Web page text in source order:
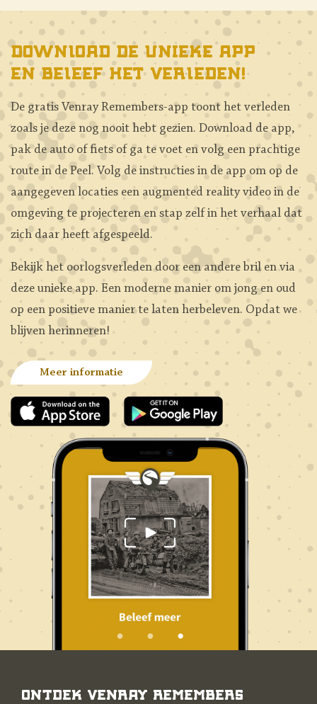
Download de unieke app
en beleef het verleden!
De gratis Venray Remembers-app toont het verleden
zoals je deze nog nooit hebt gezien. Download de app,
pak de auto of fiets of ga te voet en volg een prachtige
route in de Peel. Volg de instructies in de app om op de
aangegeven locaties een augmented reality video in de
omgeving te projecteren en stap zelf in het verhaal dat
zich daar heeft afgespeeld.
Bekijk het oorlogsverleden door een andere bril en via
deze unieke app. Een moderne manier om jong en oud
op een positieve manier te laten herbeleven. Opdat we
blijven herinneren!
Meer informatie
Ontdek Venray Remembers